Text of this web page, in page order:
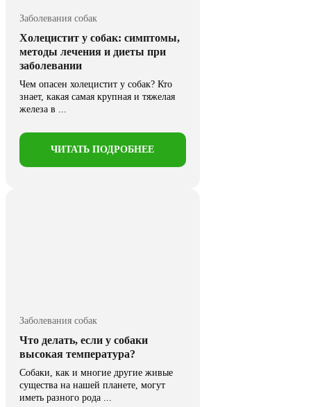
Заболевания собак
Холецистит у собак: симптомы,
методы лечения и диеты при
заболевании
Чем опасен холецистит у собак? Кто
знает, какая самая крупная и тяжелая
железа в ...
ЧИТАТЬ ПОДРОБНЕЕ
Заболевания собак
Что делать, если у собаки
высокая температура?
Собаки, как и многие другие живые
существа на нашей планете, могут
иметь разного рода ...